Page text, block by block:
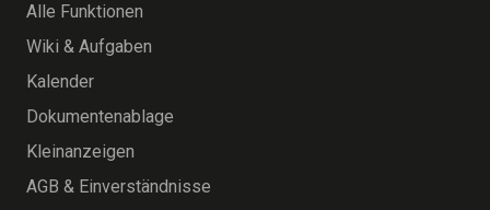
Alle Funktionen
Wiki & Aufgaben
Kalender
Dokumentenablage
Kleinanzeigen
AGB & Einverständnisse